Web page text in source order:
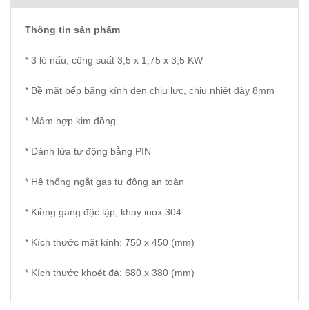
Thông tin sản phẩm
* 3 lò nấu, công suất 3,5 x 1,75 x 3,5 KW
* Bề mặt bếp bằng kính đen chịu lực, chịu nhiệt dày 8mm
* Mâm hợp kim đồng
* Đánh lửa tự động bằng PIN
* Hệ thống ngắt gas tự động an toàn
* Kiềng gang độc lập, khay inox 304
* Kích thước mặt kính: 750 x 450 (mm)
* Kích thước khoét đá: 680 x 380 (mm)